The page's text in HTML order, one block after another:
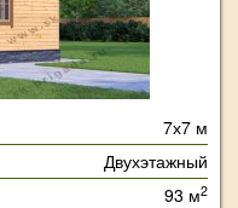
7х7 м
Двухэтажный
93 м2